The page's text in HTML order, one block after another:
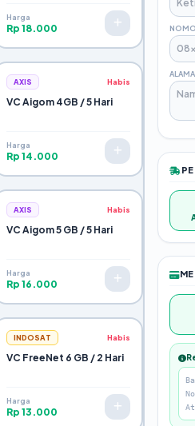
Harga
Rp 18.000
AXIS Habis
VC Aigom 4GB / 5 Hari
Harga
Rp 14.000
AXIS Habis
VC Aigom 5 GB / 5 Hari
Harga
Rp 16.000
INDOSAT Habis
VC FreeNet 6 GB / 2 Hari
Harga
Rp 13.000